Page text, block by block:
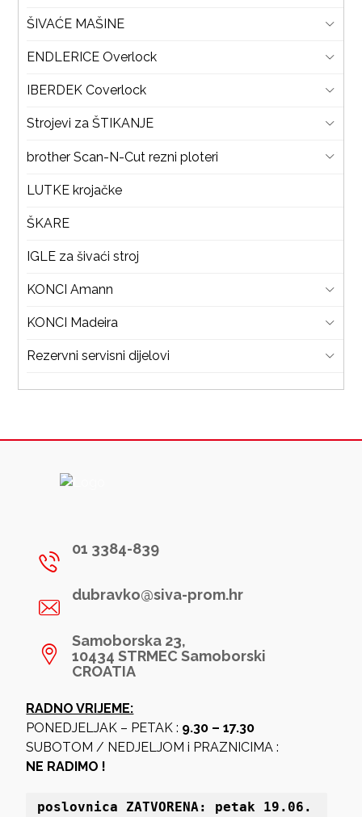
ŠIVAĆE MAŠINE
ENDLERICE Overlock
IBERDEK Coverlock
Strojevi za ŠTIKANJE
brother Scan-N-Cut rezni ploteri
LUTKE krojačke
ŠKARE
IGLE za šivaći stroj
KONCI Amann
KONCI Madeira
Rezervni servisni dijelovi
01 3384-839
dubravko@siva-prom.hr
Samoborska 23,
10434 STRMEC Samoborski
CROATIA
RADNO VRIJEME:
PONEDJELJAK – PETAK : 9.30 – 17.30
SUBOTOM / NEDJELJOM i PRAZNICIMA :
NE RADIMO !
poslovnica ZATVORENA: petak 19 .06.